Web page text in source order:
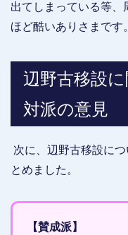
出てしまっている等、
ほど酷いありさまです。
辺野古移設
対派の意見
次に、辺野古移設につ
とめました。
【賛成派】